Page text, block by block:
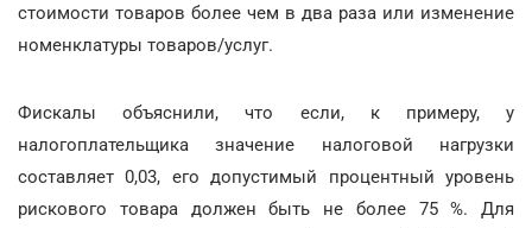
стоимости товаров более чем в два раза или изменение
номенклатуры товаров/услуг.
Фискалы объяснили, что если, к примеру, у
налогоплательщика значение налоговой нагрузки
составляет 0,03, его допустимый процентный уровень
рискового товара должен быть не более 75 %. Для